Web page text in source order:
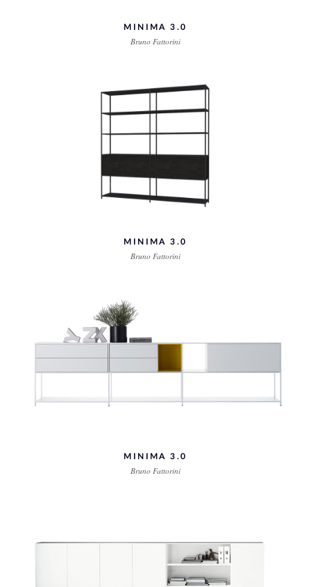
MINIMA 3.0
Bruno Fattorini
MINIMA 3.0
Bruno Fattorini
MINIMA 3.0
Bruno Fattorini